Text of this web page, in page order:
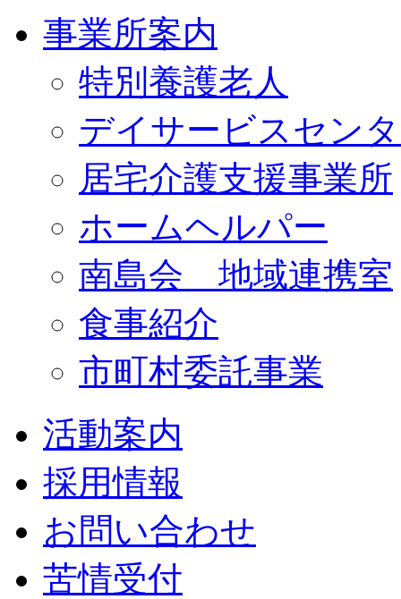
事業所案内
特別養護老人
デイサービスセン
居宅介護支援事業所
ホームヘルパー
南島会 地域連携室
食事紹介
市町村委託事業
活動案内
採用情報
お問い合わせ
苦情受付